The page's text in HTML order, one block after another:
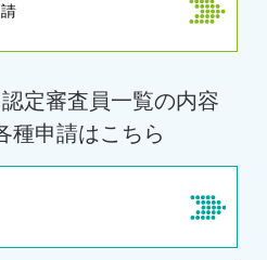
定審査員一覧の内容
種申請はこちら